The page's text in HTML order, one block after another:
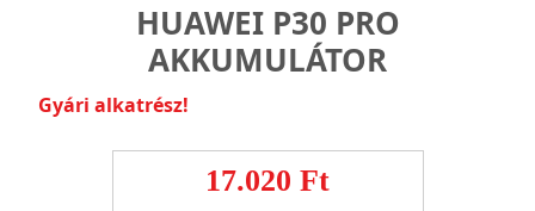
HUAWEI P30 PRO
AKKUMULÁTOR
Gyári alkatrész!
17.020 Ft